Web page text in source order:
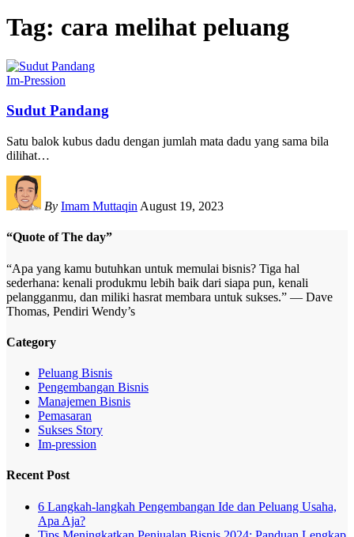
Tag: cara melihat peluang
Im-Pression
Sudut Pandang
Satu balok kubus dadu dengan jumlah mata dadu yang sama bila
dilihat…
By Imam Muttaqin August 19, 2023
“Quote of The day”
“Apa yang kamu butuhkan untuk memulai bisnis? Tiga hal
sederhana: kenali produkmu lebih baik dari siapa pun, kenali
pelangganmu, dan miliki hasrat membara untuk sukses.” — Dave
Thomas, Pendiri Wendy’s
Category
Peluang Bisnis
Pengembangan Bisnis
Manajemen Bisnis
Pemasaran
Sukses Story
Im-pression
Recent Post
6 Langkah-langkah Pengembangan Ide dan Peluang Usaha,
Apa Aja?